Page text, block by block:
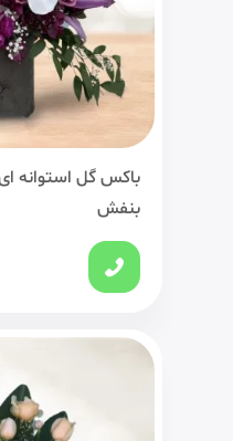
باکس گل استوانه
بنفش